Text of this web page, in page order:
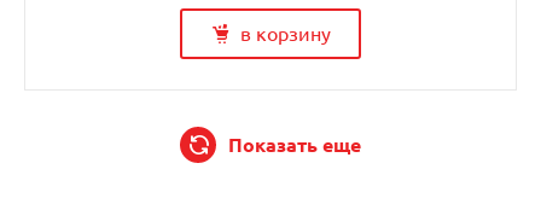
в корзину
Показать еще